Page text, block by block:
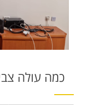
כמה עולה